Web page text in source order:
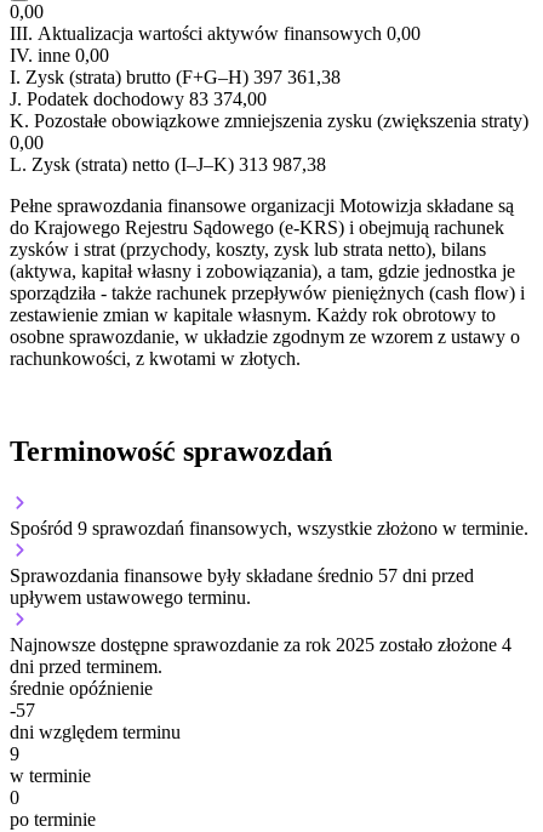
0,00
III. Aktualizacja wartości aktywów finansowych 0,00
IV. inne 0,00
I. Zysk (strata) brutto (F+G–H) 397 361,38
J. Podatek dochodowy 83 374,00
K. Pozostałe obowiązkowe zmniejszenia zysku (zwiększenia straty)
0,00
L. Zysk (strata) netto (I–J–K) 313 987,38
Pełne sprawozdania finansowe organizacji Motowizja składane są
do Krajowego Rejestru Sądowego (e-KRS) i obejmują rachunek
zysków i strat (przychody, koszty, zysk lub strata netto), bilans
(aktywa, kapitał własny i zobowiązania), a tam, gdzie jednostka je
sporządziła - także rachunek przepływów pieniężnych (cash flow) i
zestawienie zmian w kapitale własnym. Każdy rok obrotowy to
osobne sprawozdanie, w układzie zgodnym ze wzorem z ustawy o
rachunkowości, z kwotami w złotych.
Terminowość sprawozdań
Spośród 9 sprawozdań finansowych, wszystkie złożono w terminie.
Sprawozdania finansowe były składane średnio 57 dni przed
upływem ustawowego terminu.
Najnowsze dostępne sprawozdanie za rok 2025 zostało złożone 4
dni przed terminem.
średnie opóźnienie
-57
dni względem terminu
9
w terminie
0
po terminie